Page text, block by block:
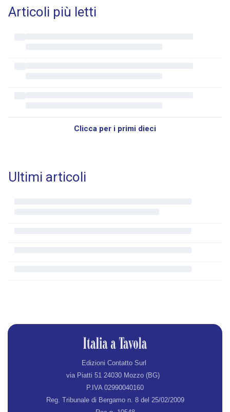
Articoli più letti
Clicca per i primi dieci
Ultimi articoli
Edizioni Contatto Surl
via Piatti 51 24030 Mozzo (BG)
P.IVA 02990040160
Reg. Tribunale di Bergamo n. 8 del 25/02/2009